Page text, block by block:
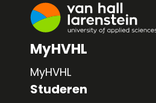
MyHVHL
MyHVHL
Studeren